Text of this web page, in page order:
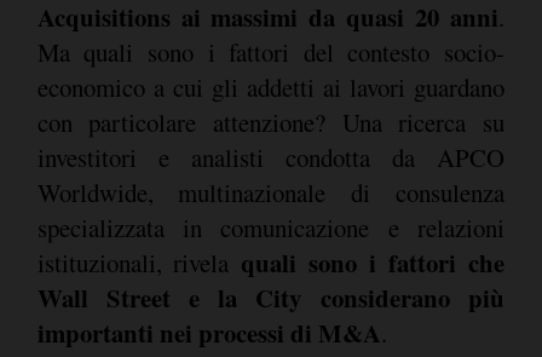
Acquisitions ai massimi da quasi 20 anni.
Ma quali sono i fattori del contesto socio-
economico a cui gli addetti ai lavori guardano
con particolare attenzione? Una ricerca su
investitori e analisti condotta da APCO
Worldwide, multinazionale di consulenza
specializzata in comunicazione e relazioni
istituzionali, rivela quali sono i fattori che
Wall Street e la City considerano più
importanti nei processi di M&A.